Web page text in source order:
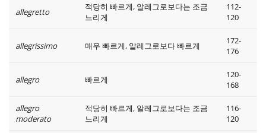
allegretto
적당히 빠르게, 알레그로보다는 조금
느리게
112-
120
allegrissimo 매우 빠르게, 알레그로보다 빠르게
172-
176
allegro 빠르게
120-
168
allegro
moderato
적당히 빠르게, 알레그로보다는 조금
느리게
116-
120